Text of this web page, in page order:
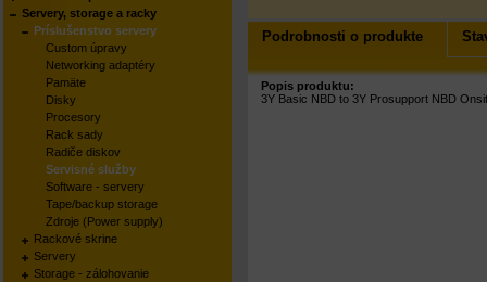
Podrobnosti o produkte
Popis produktu:
3Y Basic NBD to 3Y Prosupport NBD
Servery, storage a racky
Príslušenstvo servery
Custom úpravy
Networking adaptéry
Pamäte
Disky
Procesory
Rack sady
Radiče diskov
Servisné služby
Software - servery
Tape/backup storage
Zdroje (Power supply)
Rackové skrine
Servery
Storage - zálohovanie